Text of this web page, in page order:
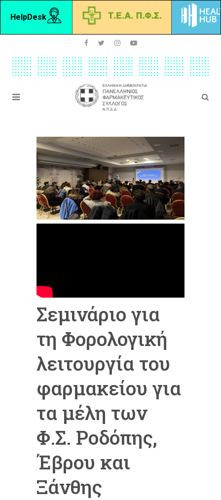
HelpDesk
Σεμινάριο για
τη Φορολογική
λειτουργία του
φαρμακείου για
τα μέλη των
Φ.Σ. Ροδόπης,
Έβρου και
Ξάνθης